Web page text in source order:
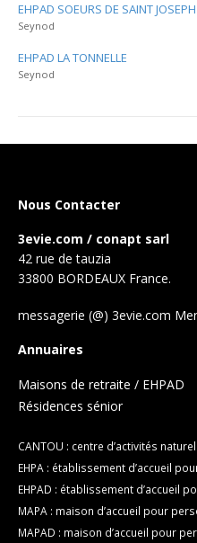
EHPAD SOEURS DE SAINT JOSEPH
Seynod
EHPAD LA TONNELLE
Seynod
Nous Contacter
3evie.com / conapt sarl
42 rue de tauzia
33800 BORDEAUX France.
messagerie (@) 3evie.com
Annuaires
Maisons de retraite / EHPAD
Résidences sénior
CANTOU : centre d’activités
EHPA : établissement d’accueil
EHPAD : établissement d’accueil
MAPA : maison d’accueil pour
MAPAD : maison d’accueil pour